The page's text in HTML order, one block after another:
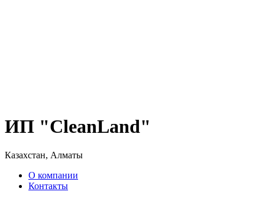
ИП "CleanLand"
Казахстан, Алматы
О компании
Контакты